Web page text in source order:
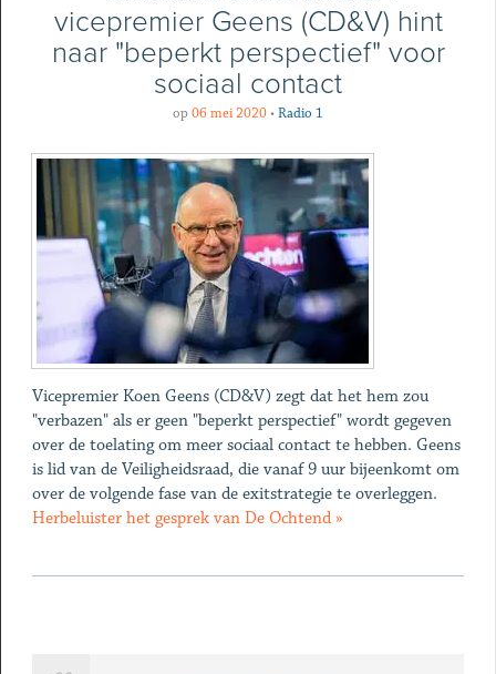
vicepremier Geens (CD&V) hint
naar "beperkt perspectief" voor
sociaal contact
op06 mei 2020•Radio 1
Vicepremier Koen Geens (CD&V) zegt dat het hem zou
"verbazen" als er geen "beperkt perspectief" wordt gegeven
over de toelating om meer sociaal contact te hebben. Geens
is lid van de Veiligheidsraad, die vanaf 9 uur bijeenkomt om
over de volgende fase van de exitstrategie te overleggen.
Herbeluister het gesprek van De Ochtend »